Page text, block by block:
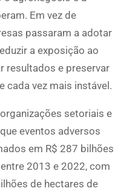
Em vez de
passaram a adotar
a exposição ao
resultados e preservar
cada vez mais instável.
setoriais e
eventos adversos
em R$ 287 bilhões
2013 e 2022, com
de hectares de